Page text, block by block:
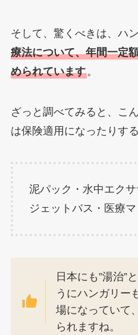
そして、驚くべきは、ハ
療法について、年間一定
められています。
ざっと調べてみると、こ
は保険適用になったりす
泥パック・水中エク
ジェットバス・医療
日本にも”湯治”
うにハンガリー
場になっていて
られますね。